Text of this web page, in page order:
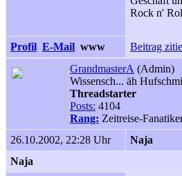
Rock n'
Profil E-Mail www
Beitrag
GrandmasterA (Admin)
Wissensch... äh
Threadstarter
Posts: 4104
Rang: Zeitreise-
26.10.2002, 22:28 Uhr
Naja
Naja